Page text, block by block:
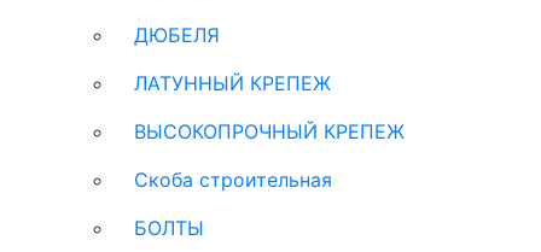
ДЮБЕЛЯ
ЛАТУННЫЙ КРЕПЕЖ
ВЫСОКОПРОЧНЫЙ КРЕПЕЖ
Скоба строительная
БОЛТЫ